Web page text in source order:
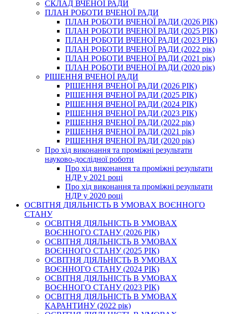
СКЛАД ВЧЕНОЇ РАДИ
ПЛАН РОБОТИ ВЧЕНОЇ РАДИ
ПЛАН РОБОТИ ВЧЕНОЇ РАДИ (2026 РІК)
ПЛАН РОБОТИ ВЧЕНОЇ РАДИ (2025 РІК)
ПЛАН РОБОТИ ВЧЕНОЇ РАДИ (2023 РІК)
ПЛАН РОБОТИ ВЧЕНОЇ РАДИ (2022 рік)
ПЛАН РОБОТИ ВЧЕНОЇ РАДИ (2021 рік)
ПЛАН РОБОТИ ВЧЕНОЇ РАДИ (2020 рік)
РІШЕННЯ ВЧЕНОЇ РАДИ
РІШЕННЯ ВЧЕНОЇ РАДИ (2026 РІК)
РІШЕННЯ ВЧЕНОЇ РАДИ (2025 РІК)
РІШЕННЯ ВЧЕНОЇ РАДИ (2024 РІК)
РІШЕННЯ ВЧЕНОЇ РАДИ (2023 РІК)
РІШЕННЯ ВЧЕНОЇ РАДИ (2022 рік)
РІШЕННЯ ВЧЕНОЇ РАДИ (2021 рік)
РІШЕННЯ ВЧЕНОЇ РАДИ (2020 рік)
Про хід виконання та проміжні результати
науково-дослідної роботи
Про хід виконання та проміжні результати
НДР у 2021 році
Про хід виконання та проміжні результати
НДР у 2020 році
ОСВІТНЯ ДІЯЛЬНІСТЬ В УМОВАХ ВОЄННОГО
СТАНУ
ОСВІТНЯ ДІЯЛЬНІСТЬ В УМОВАХ
ВОЄННОГО СТАНУ (2026 РІК)
ОСВІТНЯ ДІЯЛЬНІСТЬ В УМОВАХ
ВОЄННОГО СТАНУ (2025 РІК)
ОСВІТНЯ ДІЯЛЬНІСТЬ В УМОВАХ
ВОЄННОГО СТАНУ (2024 РІК)
ОСВІТНЯ ДІЯЛЬНІСТЬ В УМОВАХ
ВОЄННОГО СТАНУ (2023 РІК)
ОСВІТНЯ ДІЯЛЬНІСТЬ В УМОВАХ
КАРАНТИНУ (2022 рік)